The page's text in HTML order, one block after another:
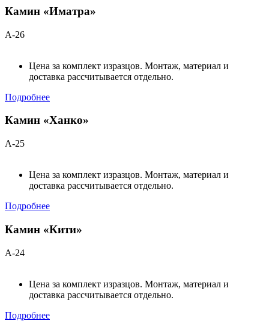
Камин «Иматра»
А-26
Цена за комплект изразцов. Монтаж, материал и
доставка рассчитывается отдельно.
Подробнее
Камин «Ханко»
А-25
Цена за комплект изразцов. Монтаж, материал и
доставка рассчитывается отдельно.
Подробнее
Камин «Кити»
А-24
Цена за комплект изразцов. Монтаж, материал и
доставка рассчитывается отдельно.
Подробнее